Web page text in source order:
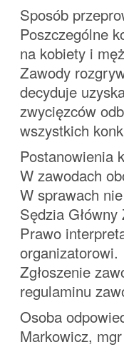
Sposób
Poszczególne
na kobiety i
Zawody
decyduje
zwycięzców
wszystkich
Postanowienia
W zawodach
W sprawach
Sędzia Główny
Prawo
organizatorowi.
Zgłoszenie
regulaminu
Osoba
Markowicz,